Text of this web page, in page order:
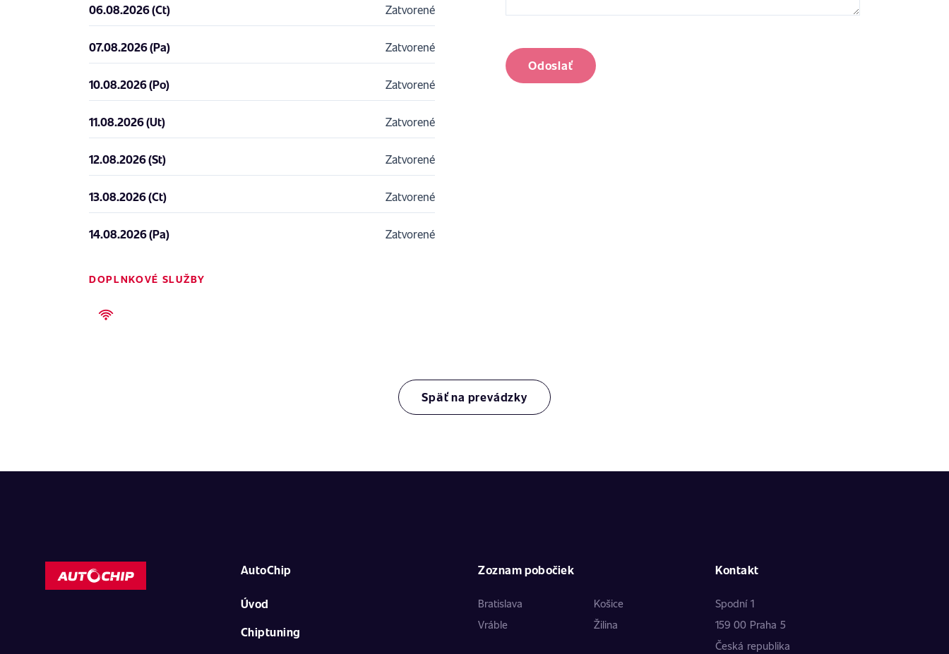
06.08.2026 (Ct) Zatvorené
07.08.2026 (Pa) Zatvorené
10.08.2026 (Po) Zatvorené
11.08.2026 (Ut) Zatvorené
12.08.2026 (St) Zatvorené
13.08.2026 (Ct) Zatvorené
14.08.2026 (Pa) Zatvorené
DOPLNKOVÉ SLUŽBY
Odoslať
Späť na prevádzky
AutoChip
Úvod
Chiptuning
Zoznam pobočiek
Bratislava
Košice
Vráble
Žilina
Kontakt
Spodní 1
159 00 Praha 5
Česká republika